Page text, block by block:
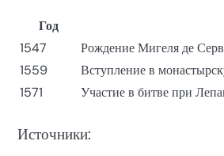
Год
1547
Рождение Мигеля де
1559
Вступление в
1571
Участие в битве при
Источники: